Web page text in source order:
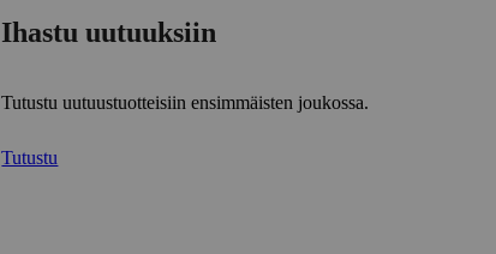
Ihastu uutuuksiin
Tutustu uutuustuotteisiin ensimmäisten joukossa.
Tutustu